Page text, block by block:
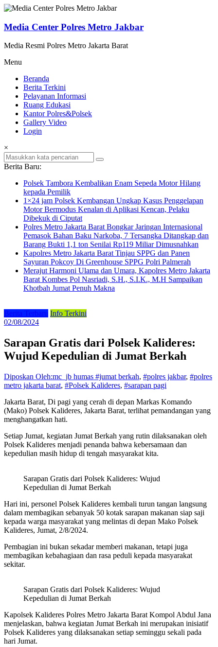
Lompat
konten
Media Center Polres Metro Jakbar
Media Resmi Polres Metro Jakarta Barat
Menu
Beranda
Berita Terkini
Pelayanan Informasi
Ruang Edukasi
Kantor Polres&Polsek
Gallery Video
Login
×
Berita Baru:
Polsek Tambora Kembalikan Enam Sepeda Motor Hilang
kepada Pemilik
1×24 jam Polsek Kembangan Ungkap Kasus Penggelapan
Motor Bermodus Kenalan di Aplikasi Kencan, Pelaku
Dibekuk di Ciputat
Polres Metro Jakarta Barat Bongkar Jaringan Internasional
Pemasok Bahan Baku Narkoba, 7 Tersangka Ditangkap dan
Barang Bukti 1,1 ton Senilai Rp119 Miliar Dimusnahkan
Kapolres Metro Jakarta Barat Tinjau SPPG dan Panen
Sayuran Pokcoy Di Greenhouse SPPG Polri Palmerah
Merajut Harmoni Ulama dan Umara, Kapolres Metro Jakarta
Barat Kombes Pol Nasriadi, S.H., S.I.K., M.H Sampaikan
Khotbah Jumat Penuh Makna
Berita Terbaru Info Terkini
02/08/2024
Sarapan Gratis dari Polsek Kalideres:
Wujud Kepedulian di Jumat Berkah
Diposkan Oleh:mc_jb humas #jumat berkah, #polres jakbar, #polres
metro jakarta barat, #Polsek Kalideres, #sarapan pagi
Jakarta Barat, Di pagi yang cerah di depan Markas Komando
(Mako) Polsek Kalideres, Jakarta Barat, terlihat pemandangan yang
menghangatkan hati.
Setiap Jumat, kegiatan Jumat Berkah yang rutin dilaksanakan oleh
Polsek Kalideres menjadi penanda bahwa kebersamaan dan
kepedulian masih hidup di tengah masyarakat kita.
Sarapan Gratis dari Polsek Kalideres: Wujud
Kepedulian di Jumat Berkah
Hari ini, personel Polsek Kalideres kembali turun tangan langsung
dalam membagikan sebanyak 50 kotak sarapan makanan siap saji
kepada warga masyarakat yang melintas di depan Mako Polsek
Kalideres, Jumat, 2/8/2024.
Pembagian ini bukan sekadar memberi makanan, tetapi juga
membagikan kebahagiaan dan rasa peduli kepada masyarakat
sekitar.
Sarapan Gratis dari Polsek Kalideres: Wujud
Kepedulian di Jumat Berkah
Kapolsek Kalideres Polres Metro Jakarta Barat Kompol Abdul Jana
menjelaskan, bahwa kegiatan Jumat Berkah ini merupakan inisiatif
Polsek Kalideres yang dilaksanakan setiap seminggu sekali pada
hari Jumat.